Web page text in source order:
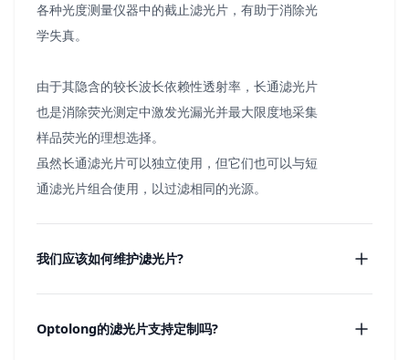
各种光度测量仪器中的截止滤光片，有助于消除光
学失真。
由于其隐含的较长波长依赖性透射率，长通滤光片
也是消除荧光测定中激发光漏光并最大限度地采集
样品荧光的理想选择。
虽然长通滤光片可以独立使用，但它们也可以与短
通滤光片组合使用，以过滤相同的光源。
我们应该如何维护滤光片?
Optolong的滤光片支持定制吗?